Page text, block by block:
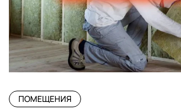
ПОМЕЩЕНИЯ